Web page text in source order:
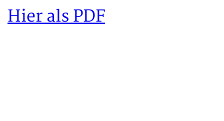
Hier als PDF